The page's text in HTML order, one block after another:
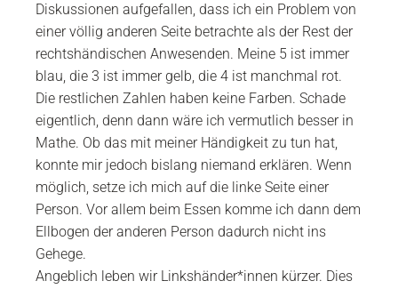
Diskussionen aufgefallen, dass ich ein Problem von
einer völlig anderen Seite betrachte als der Rest der
rechtshändischen Anwesenden. Meine 5 ist immer
blau, die 3 ist immer gelb, die 4 ist manchmal rot.
Die restlichen Zahlen haben keine Farben. Schade
eigentlich, denn dann wäre ich vermutlich besser in
Mathe. Ob das mit meiner Händigkeit zu tun hat,
konnte mir jedoch bislang niemand erklären. Wenn
möglich, setze ich mich auf die linke Seite einer
Person. Vor allem beim Essen komme ich dann dem
Ellbogen der anderen Person dadurch nicht ins
Gehege.
Angeblich leben wir Linkshänder*innen kürzer. Dies